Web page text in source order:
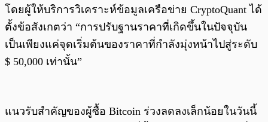
โดยผู้ให้บริการวิเคราะห์ข้อมูลเครือข่าย CryptoQuant ได้
ตั้งข้อสังเกตว่า “การปรับฐานราคาที่เกิดขึ้นในปัจจุบัน
เป็นเพียงแค่จุดเริ่มต้นของราคาที่กำลังมุ่งหน้าไปสู่ระดับ
$ 50,000 เท่านั้น”
แนวรับสำคัญของผู้ซื้อ Bitcoin ร่วงลดลงเล็กน้อยในวันนี้